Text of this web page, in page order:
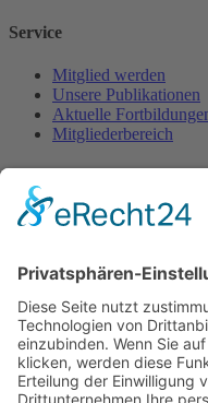
Service
Mitglied werden
Unsere Publikationen
Aktuelle
Mitgliederbereich
FFP e.V.
52428 Jülich
Fon. 02461-340 430
Diese E-Mail-Adresse ist
muss JavaScript
www.ffp-ev.de